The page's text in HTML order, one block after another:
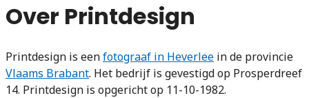
Over Printdesign
Printdesign is eenfotograaf in Heverlee in de provincie
Vlaams Brabant. Het bedrijf is gevestigd op Prosperdreef
14. Printdesign is opgericht op 11-10-1982.